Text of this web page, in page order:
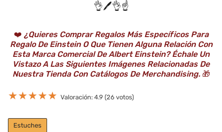
👌🖊️👌☝️
❤️ ¿Quieres Comprar Regalos Más Específicos Para
Regalo De Einstein O Que Tienen Alguna Relación Con
Esta Marca Comercial De Albert Einstein? Échale Un
Vistazo A Las Siguientes Imágenes Relacionadas De
Nuestra Tienda Con Catálogos De Merchandising.🎁
★★★★★ Valoración: 4.9 (26 votos)
Estuches